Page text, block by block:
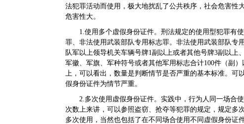
法犯罪活动而使用，极大地扰乱了公共秩序，社会危害性
危害性大。
1.使用多个虚假身份证件。刑法规定的使用型犯罪有
罪、非法使用武装部队专用标志罪。非法使用武装部队专
队军以上领导机关车辆号牌1副以上或者其他号牌3副以上
军徽、军旗、军种符号或者其他军用标志合计100件（副
上，可以看出，数量是判断情节是否严重的基本标准。可
假身份证件为情节严重。
2.多次使用虚假身份证件。实践中，行为人同一场合
次数上来讲，可以参照盗窃、抢夺等犯罪的规定，规定多
多次使用，当然也包括了在不同场合使用不同虚假身份